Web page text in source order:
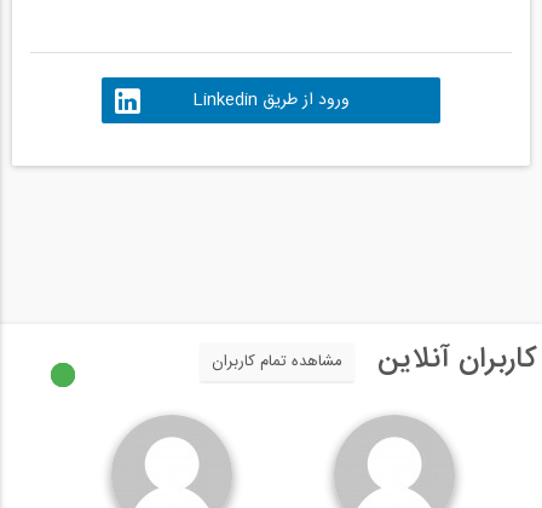
ورود از طریق Linkedin
کاربران آنلاین مشاهده تمام کاربران